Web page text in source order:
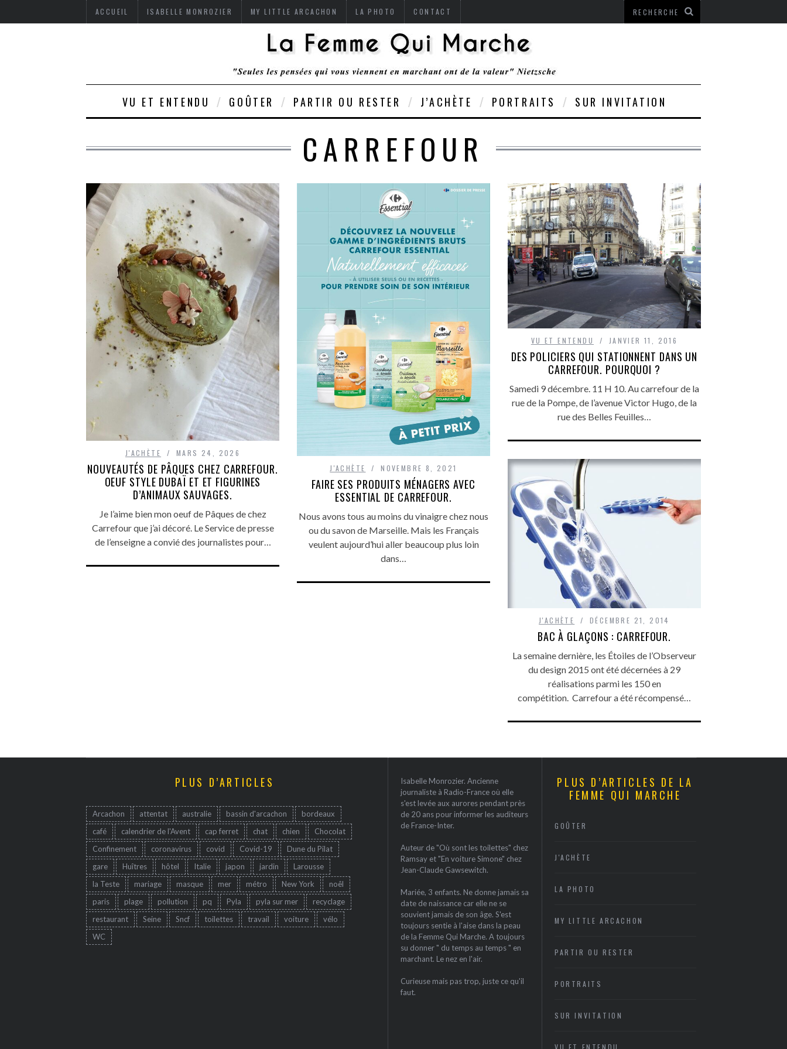
ACCUEIL ISABELLE MONROZIER MY LITTLE ARCACHON LA PHOTO CONTACT
VU ET ENTENDU GOÛTER PARTIR OU RESTER J’ACHÈTE PORTRAITS SUR INVITATION
CARREFOUR
J'ACHÈTE MARS 24, 2026
NOUVEAUTÉS DE PÂQUES CHEZ CARREFOUR.
OEUF STYLE DUBAÏ ET ET FIGURINES
D’ANIMAUX SAUVAGES.
Je l’aime bien mon oeuf de Pâques de chez
Carrefour que j’ai décoré. Le Service de presse
de l’enseigne a convié des journalistes pour…
J'ACHÈTE NOVEMBRE 8, 2021
FAIRE SES PRODUITS MÉNAGERS AVEC
ESSENTIAL DE CARREFOUR.
Nous avons tous au moins du vinaigre chez nous
ou du savon de Marseille. Mais les Français
veulent aujourd’hui aller beaucoup plus loin
dans…
VU ET ENTENDU JANVIER 11, 2016
DES POLICIERS QUI STATIONNENT DANS UN
CARREFOUR. POURQUOI ?
Samedi 9 décembre. 11 H 10. Au carrefour de la
rue de la Pompe, de l’avenue Victor Hugo, de la
rue des Belles Feuilles…
J'ACHÈTE DÉCEMBRE 21, 2014
BAC À GLAÇONS : CARREFOUR.
La semaine dernière, les Étoiles de l’Observeur
du design 2015 ont été décernées à 29
réalisations parmi les 150 en
compétition. Carrefour a été récompensé…
PLUS D’ARTICLES
Arcachon attentat australie bassin d'arcachon
bordeaux
café
calendrier de l'Avent cap ferret chat chien
Chocolat
Confinement
coronavirus covid Covid-19
Dune du Pilat
gare
Huîtres hôtel Italie japon jardin
Larousse
la Teste
mariage masque mer métro New York
noêl
paris
plage pollution pq Pyla pyla sur mer
recyclage
restaurant
Seine Sncf toilettes travail voiture
vélo
WC
Isabelle Monrozier. Ancienne
journaliste à Radio-France où elle
s'est levée aux aurores pendant près
de 20 ans pour informer les auditeurs
de France-Inter.
Auteur de "Où sont les toilettes" chez
Ramsay et "En voiture Simone" chez
Jean-Claude Gawsewitch.
Mariée, 3 enfants. Ne donne jamais sa
date de naissance car elle ne se
souvient jamais de son âge. S'est
toujours sentie à l'aise dans la peau
de la Femme Qui Marche. A toujours
su donner " du temps au temps " en
marchant. Le nez en l'air.
Curieuse mais pas trop, juste ce qu'il
faut.
PLUS D’ARTICLES DE LA
FEMME QUI MARCHE
GOÛTER
J'ACHÈTE
LA PHOTO
MY LITTLE ARCACHON
PARTIR OU RESTER
PORTRAITS
SUR INVITATION
VU ET ENTENDU